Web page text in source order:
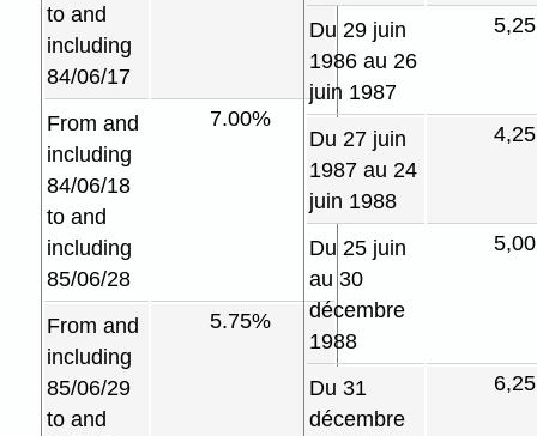
to and
including
84/06/17
From and
including
84/06/18
to and
including
85/06/28
7.00%
From and
including
85/06/29
to and
5.75%
Du 29 juin
1986 au 26
juin 1987
Du 27 juin
1987 au 24
juin 1988
Du 25 juin
au 30
décembre
1988
Du 31
décembre